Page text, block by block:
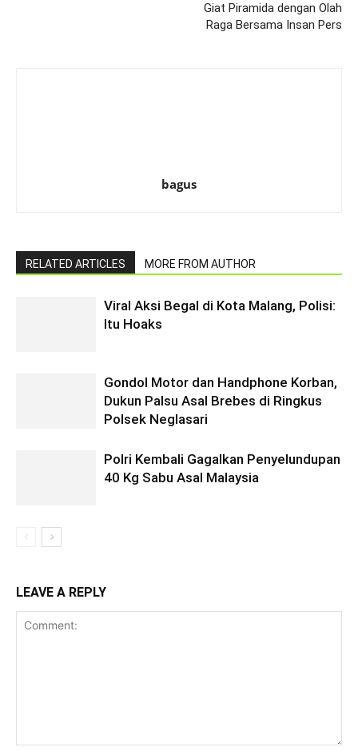
Giat Piramida dengan Olah
Raga Bersama Insan Pers
bagus
RELATED ARTICLES MORE FROM AUTHOR
Viral Aksi Begal di Kota Malang, Polisi:
Itu Hoaks
Gondol Motor dan Handphone Korban,
Dukun Palsu Asal Brebes di Ringkus
Polsek Neglasari
Polri Kembali Gagalkan Penyelundupan
40 Kg Sabu Asal Malaysia
LEAVE A REPLY